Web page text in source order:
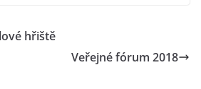
hřiště
Veřejné fórum 2018